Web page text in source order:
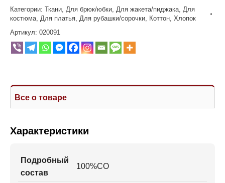
Категории: Ткани Для брюк/юбки Для жакета/пиджака Для
костюма Для платья Для рубашки/сорочки Коттон Хлопок
Артикул: 020091
Все о товаре
Характеристики
Подробный
состав
100%CO